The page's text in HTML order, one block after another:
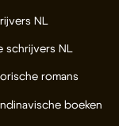
NL
schrijvers NL
romans
boeken